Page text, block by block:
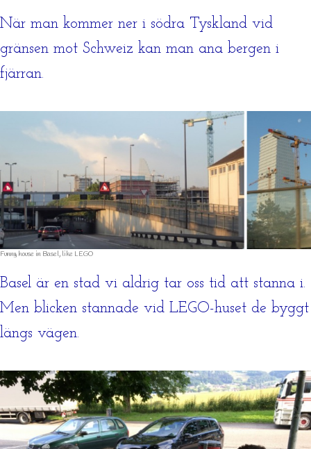
När man kommer ner i södra Tyskland vid
gränsen mot Schweiz kan man ana bergen i
fjärran.
Funny house in Basel, like LEGO
Basel är en stad vi aldrig tar oss tid att stanna i.
Men blicken stannade vid LEGO-huset de byggt
längs vägen.